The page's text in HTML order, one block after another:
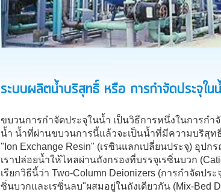
ระบบผลิตน้ำบริสุทธิ์ หรือ การกำจัดประจุใ
ขบวนการกำจัดประจุในน้ำ เป็นวิธีการหนึ่งในการก
น้ำ น้ำที่ผ่านขบวนการนี้แล้วจะเป็นน้ำที่มีความบริสุท
"Ion Exchange Resin" (เรซินแลกเปลี่ยนประจุ) อุ
เราปล่อยน้ำให้ไหลผ่านถังกรองที่บรรจุเรซิ่นบวก
เรียกวิธีนี้ว่า Two-Column Deionizers (การกำจัดปร
ซิ่นบวกและเรซิ่นลบ"ผสมอยู่ในถังเดียวกัน (Mix-Bed